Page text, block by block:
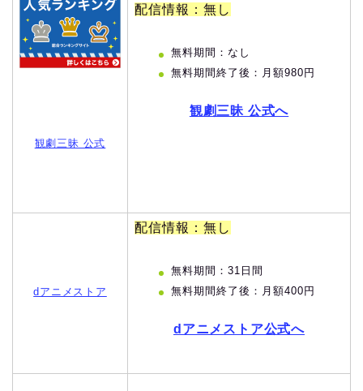
観劇三昧 公式
配信情報：無し
無料期間：なし
無料期間終了後：月額980円
観劇三昧 公式へ
dアニメストア
配信情報：無し
無料期間：31日間
無料期間終了後：月額400円
dアニメストア公式へ